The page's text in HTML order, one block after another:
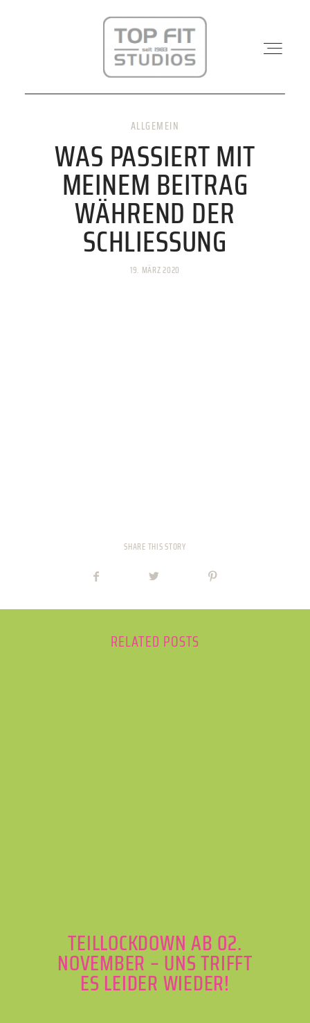
STANDORTE
PHYSIO & REHA
KRAFTWERK
KURSE
ALLGEMEIN
WAS PASSIERT MIT
MEINEM BEITRAG
WÄHREND DER
SCHLIESSUNG
19. MÄRZ 2020
SHARE THIS STORY
RELATED POSTS
TEILLOCKDOWN AB 02.
NOVEMBER – UNS TRIFFT
ES LEIDER WIEDER!